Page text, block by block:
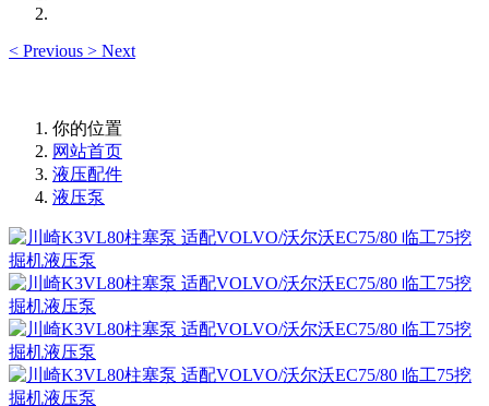
< Previous > Next
你的位置
网站首页
液压配件
液压泵